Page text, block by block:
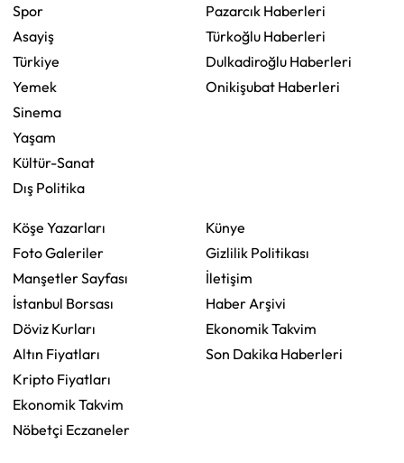
Spor
Asayiş
Türkiye
Yemek
Sinema
Yaşam
Kültür-Sanat
Dış Politika
Pazarcık Haberleri
Türkoğlu Haberleri
Dulkadiroğlu Haberleri
Onikişubat Haberleri
Köşe Yazarları
Foto Galeriler
Manşetler Sayfası
İstanbul Borsası
Döviz Kurları
Altın Fiyatları
Kripto Fiyatları
Ekonomik Takvim
Nöbetçi Eczaneler
Künye
Gizlilik Politikası
İletişim
Haber Arşivi
Ekonomik Takvim
Son Dakika Haberleri